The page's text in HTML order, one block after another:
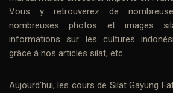
Vous y retrouverez de
nombreuses photos et images
informations sur les cultures
grâce à nos articles silat, etc.
Aujourd'hui, les cours de Silat Gayung